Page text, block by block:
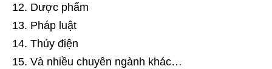
Dược phẩm
Pháp luật
Thủy điện
Và nhiều chuyên ngành khác…